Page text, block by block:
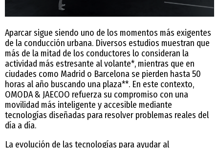
Aparcar sigue siendo uno de los momentos más exigentes
de la conducción urbana. Diversos estudios muestran que
más de la mitad de los conductores lo consideran la
actividad más estresante al volante*, mientras que en
ciudades como Madrid o Barcelona se pierden hasta 50
horas al año buscando una plaza**. En este contexto,
OMODA & JAECOO refuerza su compromiso con una
movilidad más inteligente y accesible mediante
tecnologías diseñadas para resolver problemas reales del
día a día.
La evolución de las tecnologías para ayudar al